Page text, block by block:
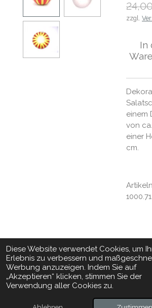
Diese Website verwendet Cookies, um
Erlebnis zu verbessern und
Werbung anzuzeigen. Indem Sie auf
„Akzeptieren“ klicken, stimmen Sie der
Verwendung aller Cookies zu.
zzgl.
In
einem
von
einer
cm.
© 2024 - 2026 Toepferhaft